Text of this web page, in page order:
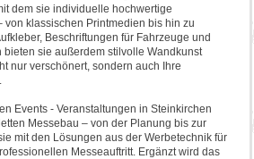
dem sie individuelle hochwertige
von klassischen Printmedien bis hin zu
Beschriftungen für Fahrzeuge und
bieten sie außerdem stilvolle Wandkunst
nur verschönert, sondern auch Ihre
Events - Veranstaltungen in Steinkirchen
Messebau – von der Planung bis zur
mit den Lösungen aus der Werbetechnik für
Messeauftritt. Ergänzt wird das